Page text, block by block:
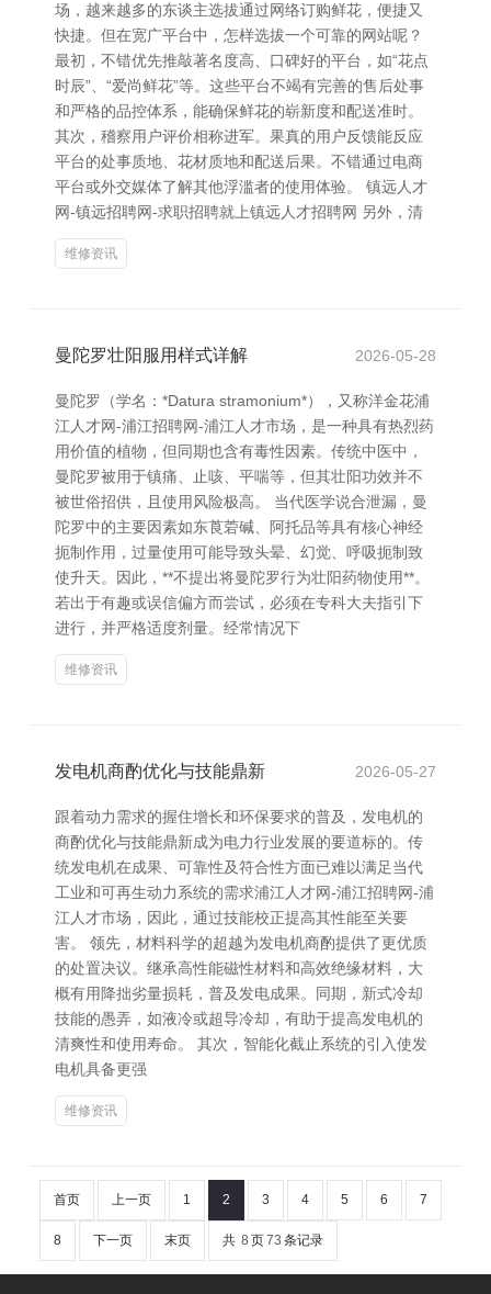
场，越来越多的东谈主选拔通过网络订购鲜花，便捷又
快捷。但在宽广平台中，怎样选拔一个可靠的网站呢？
最初，不错优先推敲著名度高、口碑好的平台，如“花点
时辰”、“爱尚鲜花”等。这些平台不竭有完善的售后处事
和严格的品控体系，能确保鲜花的崭新度和配送准时。
其次，稽察用户评价相称进军。果真的用户反馈能反应
平台的处事质地、花材质地和配送后果。不错通过电商
平台或外交媒体了解其他浮滥者的使用体验。 镇远人才
网-镇远招聘网-求职招聘就上镇远人才招聘网 另外，清
维修资讯
曼陀罗壮阳服用样式详解 2026-05-28
曼陀罗（学名：*Datura stramonium*），又称洋金花浦
江人才网-浦江招聘网-浦江人才市场，是一种具有热烈药
用价值的植物，但同期也含有毒性因素。传统中医中，
曼陀罗被用于镇痛、止咳、平喘等，但其壮阳功效并不
被世俗招供，且使用风险极高。 当代医学说合泄漏，曼
陀罗中的主要因素如东莨菪碱、阿托品等具有核心神经
扼制作用，过量使用可能导致头晕、幻觉、呼吸扼制致
使升天。因此，**不提出将曼陀罗行为壮阳药物使用**。
若出于有趣或误信偏方而尝试，必须在专科大夫指引下
进行，并严格适度剂量。经常情况下
维修资讯
发电机商酌优化与技能鼎新 2026-05-27
跟着动力需求的握住增长和环保要求的普及，发电机的
商酌优化与技能鼎新成为电力行业发展的要道标的。传
统发电机在成果、可靠性及符合性方面已难以满足当代
工业和可再生动力系统的需求浦江人才网-浦江招聘网-浦
江人才市场，因此，通过技能校正提高其性能至关要
害。 领先，材料科学的超越为发电机商酌提供了更优质
的处置决议。继承高性能磁性材料和高效绝缘材料，大
概有用降拙劣量损耗，普及发电成果。同期，新式冷却
技能的愚弄，如液冷或超导冷却，有助于提高发电机的
清爽性和使用寿命。 其次，智能化截止系统的引入使发
电机具备更强
维修资讯
首页 上一页 1 2 3 4 5 6 7
8 下一页 末页 共 8 页73 条记录